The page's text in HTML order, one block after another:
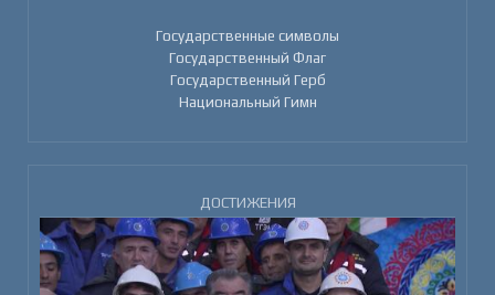
Государственные символы
Государственный Флаг
Государственный Герб
Национальный Гимн
ДОСТИЖЕНИЯ